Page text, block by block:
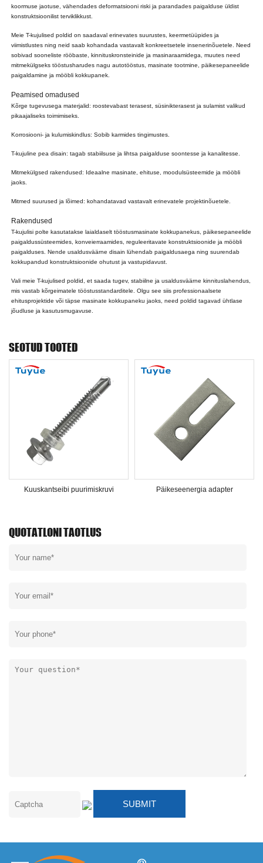
koormuse jaotuse, vähendades deformatsiooni riski ja parandades paigalduse üldist
konstruktsioonilist terviklikkust.
Meie T-kujulised poldid on saadaval erinevates suurustes, keermetüüpides ja
viimistlustes ning neid saab kohandada vastavalt konkreetsetele insenerinõuetele. Need
sobivad sooneliste rööbaste, kinnituskronsteinide ja masinaraamidega, muutes need
mitmekülgseks tööstusharudes nagu autotööstus, masinate tootmine, päikesepaneelide
paigaldamine ja mööbli kokkupanek.
Peamised omadused
Kõrge tugevusega materjalid: roostevabast terasest, süsinikterasest ja sulamist valikud
pikaajaliseks toimimiseks.
Korrosiooni- ja kulumiskindlus: Sobib karmides tingimustes.
T-kujuline pea disain: tagab stabiilsuse ja lihtsa paigalduse soontesse ja kanalitesse.
Mitmekülgsed rakendused: Ideaalne masinate, ehituse, moodulsüsteemide ja mööbli
jaoks.
Mitmed suurused ja lõimed: kohandatavad vastavalt erinevatele projektinõuetele.
Rakendused
T-kujulisi polte kasutatakse laialdaselt tööstusmasinate kokkupanekus, päikesepaneelide
paigaldussüsteemides, konveierraamides, reguleeritavate konstruktsioonide ja mööbli
paigalduses. Nende usaldusväärne disain lühendab paigaldusaega ning suurendab
kokkupandud konstruktsioonide ohutust ja vastupidavust.
Vali meie T-kujulised poldid, et saada tugev, stabiilne ja usaldusväärne kinnituslahendus,
mis vastab kõrgeimatele tööstusstandarditele. Olgu see siis professionaalsete
ehitusprojektide või täpse masinate kokkupaneku jaoks, need poldid tagavad ühtlase
jõudluse ja kasutusmugavuse.
SEOTUD TOOTED
Kuuskantseibi puurimiskruvi Päikeseenergia adapter
QUOTATLONI TAOTLUS